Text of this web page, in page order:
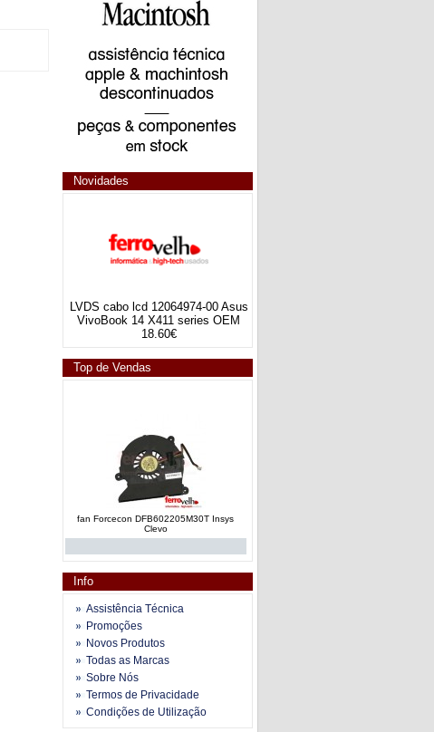
Novidades
LVDS cabo lcd 12064974-00 Asus
VivoBook 14 X411 series OEM
18.60€
Top de Vendas
Clevo
fan e dissipador calor AT019000110
Info
Assistência Técnica
Promoções
Novos Produtos
Todas as Marcas
Sobre Nós
Termos de Privacidade
Condições de Utilização